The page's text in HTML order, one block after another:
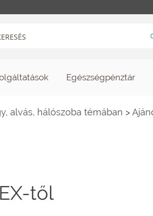
Egészségpénztár
alvás, hálószoba témában >
től